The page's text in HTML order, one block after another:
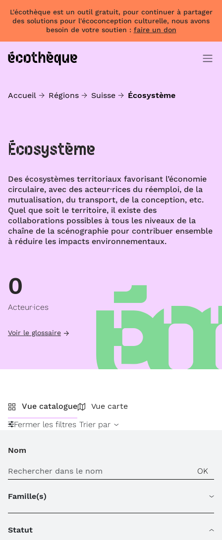
L'écothèque est un outil gratuit, pour continuer à partager
des solutions pour l'écoconception culturelle, nous avons
besoin de votre soutien : faire un don
Accueil Régions Suisse Écosystème
Écosystème
Des écosystèmes territoriaux favorisant l’économie
circulaire, avec des acteur·rices du réemploi, de la
mutualisation, du transport, de la conception, etc.
Quel que soit le territoire, il existe des
collaborations possibles à tous les niveaux de la
chaîne de la scénographie pour contribuer ensemble
à réduire les impacts environnementaux.
0
Acteur·ices
Voir le glossaire
Vue catalogue
Vue carte
Fermer les filtres Trier par
Nom
Famille(s)
Statut